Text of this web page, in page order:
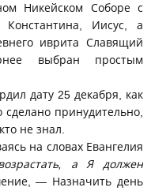
Никейском Соборе с
Иисус, а
иврита Славящий
выбран простым
дату 25 декабря, как
принудительно,
не знал.
на словах Евангелия
а Я должен
— Назначить день